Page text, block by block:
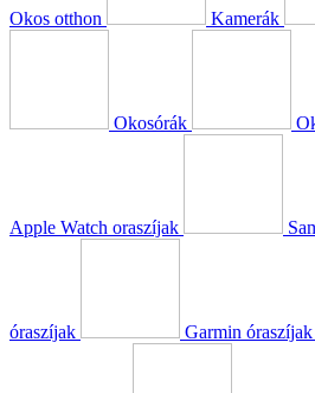
Okos otthon Kamerák
Okosórák
Apple Watch oraszíjak
óraszíjak Garmin óraszíjak